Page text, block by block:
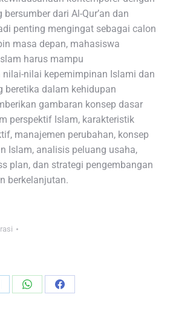
dari Al-Qur’an dan
penting mengingat sebagai calon
masa depan, mahasiswa
harus mampu
nilai kepemimpinan Islami dan
beretika dalam kehidupan
gambaran konsep dasar
perspektif Islam, karakteristik
manajemen perubahan, konsep
Islam, analisis peluang usaha,
plan, dan strategi pengembangan
berkelanjutan.
Share
Share